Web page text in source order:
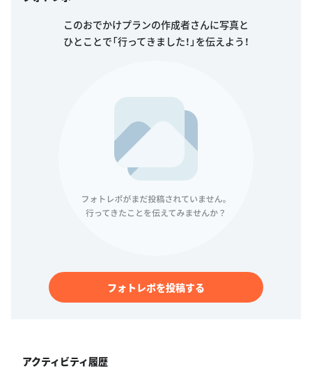
このおでかけプランの作成者さんに写真と
ひとことで「行ってきました！」を伝えよう！
フォトレポを投稿する
アクティビティ履歴